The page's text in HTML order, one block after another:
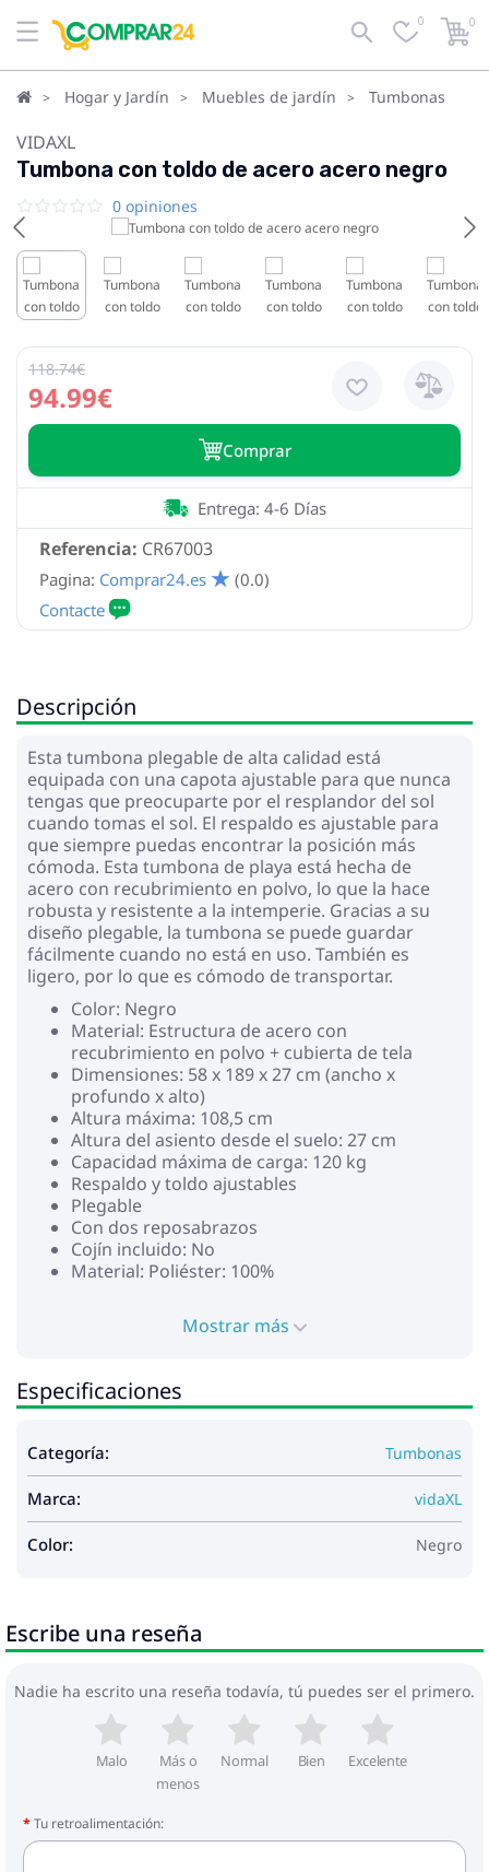
0 0
Hogar y Jardín Muebles de jardín Tumbonas
VIDAXL
Tumbona con toldo de acero acero negro
0 opiniones
94.99€
118.74€
Сomprar
Referencia: CR67003
Entrega: 4-6 Días
Pagina: Comprar24.es (0.0)
Descripción
Esta tumbona plegable de alta calidad está
equipada con una capota ajustable para que nunca
tengas que preocuparte por el resplandor del sol
cuando tomas el sol. El respaldo es ajustable para
que siempre puedas encontrar la posición más
cómoda. Esta tumbona de playa está hecha de
acero con recubrimiento en polvo, lo que la hace
robusta y resistente a la intemperie. Gracias a su
diseño plegable, la tumbona se puede guardar
fácilmente cuando no está en uso. También es
ligero, por lo que es cómodo de transportar.
Color: Negro
Material: Estructura de acero con
recubrimiento en polvo + cubierta de tela
Dimensiones: 58 x 189 x 27 cm (ancho x
profundo x alto)
Altura máxima: 108,5 cm
Altura del asiento desde el suelo: 27 cm
Capacidad máxima de carga: 120 kg
Respaldo y toldo ajustables
Plegable
Con dos reposabrazos
Cojín incluido: No
Material: Poliéster: 100%
Mostrar más
Especificaciones
Categoría: Tumbonas
Marca: vidaXL
Color: Negro
Escribe una reseña
Nadie ha escrito una reseña todavía, tú puedes ser el primero.
Malo
Más o
menos
Normal Bien Excelente
Tu retroalimentación: